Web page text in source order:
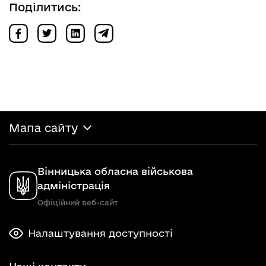
Поділитись:
Мапа сайту
Вінницька обласна військова
адміністрація
Офіційний веб-сайт
Налаштування доступності